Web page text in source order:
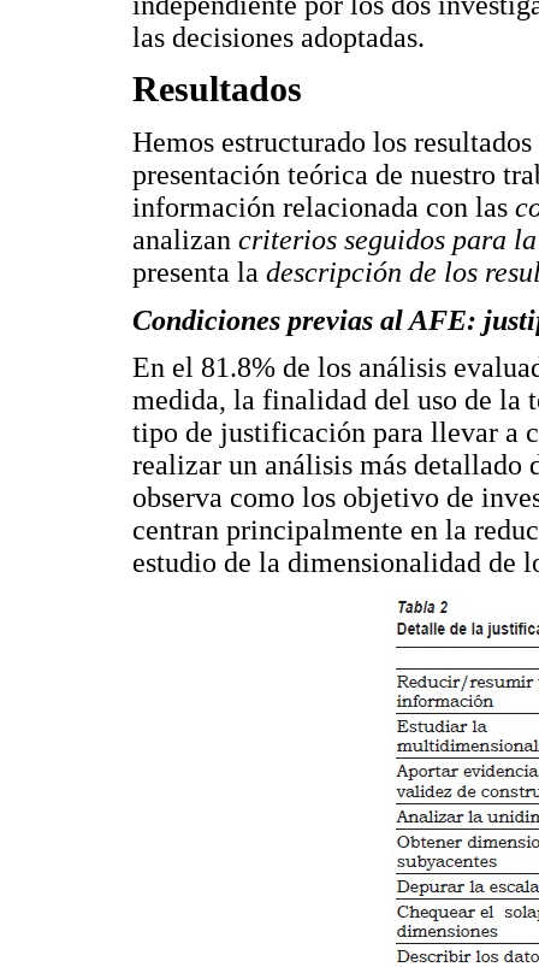
las decisiones adoptadas.
Resultados
Hemos estructurado los
presentación teórica de nuestro
información relacionada con las
analizan criterios seguidos para
presenta la descripción de los
Condiciones previas al AFE:
En el 81.8% de los análisis
medida, la finalidad del uso de la
tipo de justificación para llevar a
realizar un análisis más
observa como los objetivo de
centran principalmente en la
estudio de la dimensionalidad de